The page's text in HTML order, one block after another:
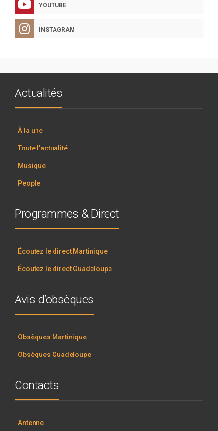
YOUTUBE
INSTAGRAM
Actualités
À la une
Toute l’actualité
Musique
People
Programmes & Direct
Écoutez le direct Martinique
Écoutez le direct Guadeloupe
Avis d’obsèques
Obsèques Martinique
Obsèques Guadeloupe
Contacts
Antenne